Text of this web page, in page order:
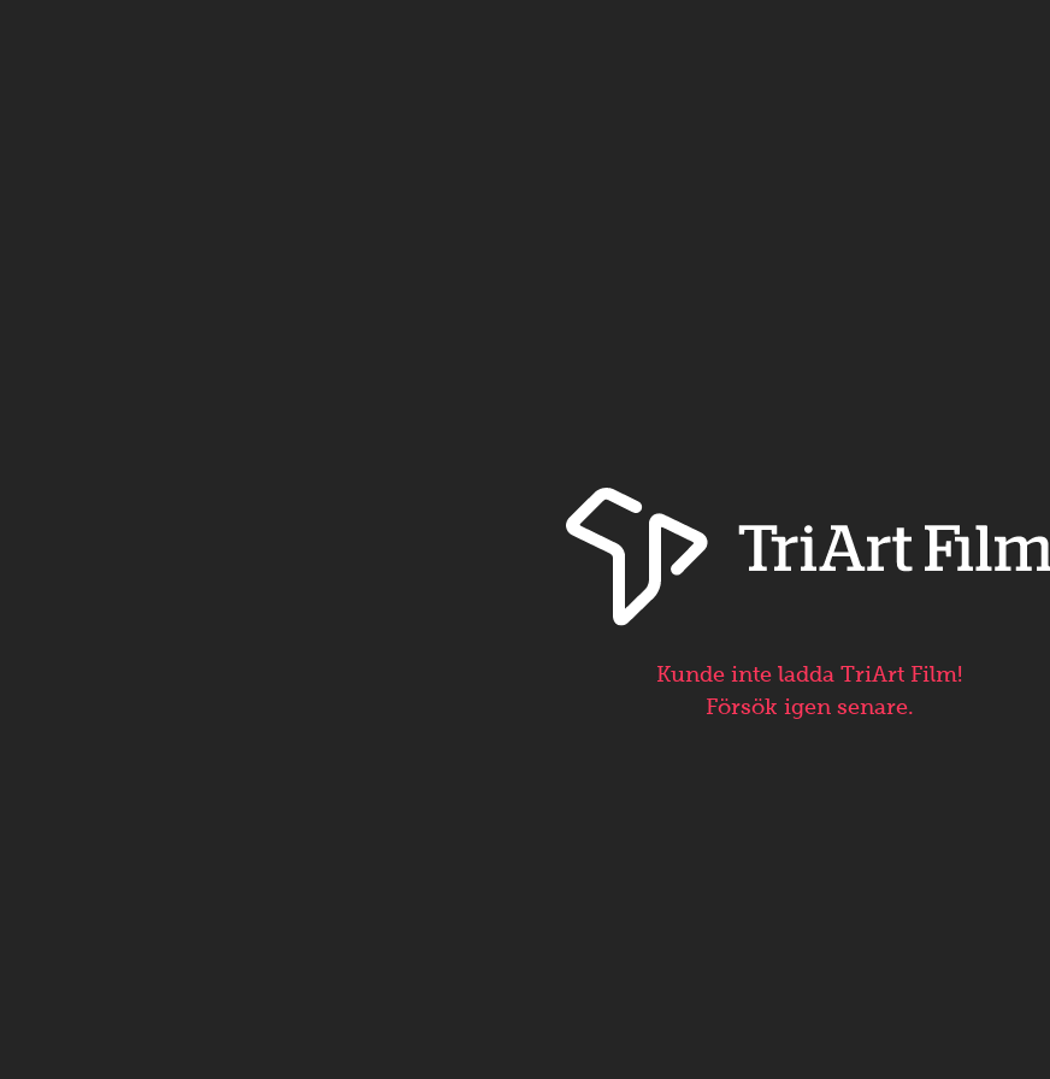
Kunde inte ladda TriArt Film!
Försök igen senare.